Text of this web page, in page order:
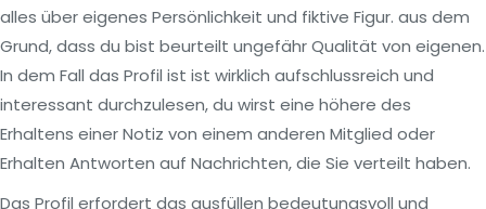
alles über eigenes Persönlichkeit und fiktive Figur. aus dem
Grund, dass du bist beurteilt ungefähr Qualität von eigenen.
In dem Fall das Profil ist ist wirklich aufschlussreich und
interessant durchzulesen, du wirst eine höhere des
Erhaltens einer Notiz von einem anderen Mitglied oder
Erhalten Antworten auf Nachrichten, die Sie verteilt haben.
Das Profil erfordert das ausfüllen bedeutungsvoll und